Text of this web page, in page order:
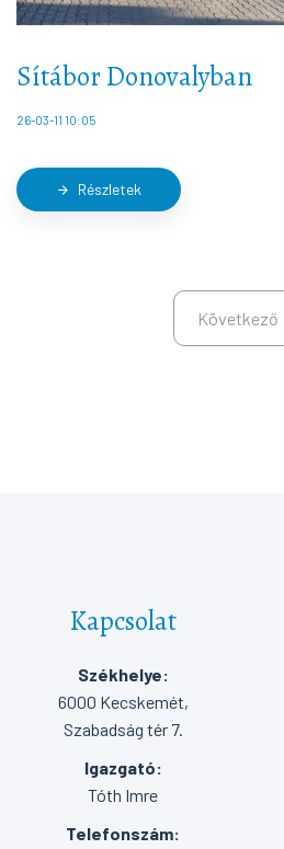
Sítábor Donovalyban
26-03-11 10:05
arrow_forward Részletek
Következő
Kapcsolat
Székhelye:
6000 Kecskemét,
Szabadság tér 7.
Igazgató:
Tóth Imre
Telefonszám: